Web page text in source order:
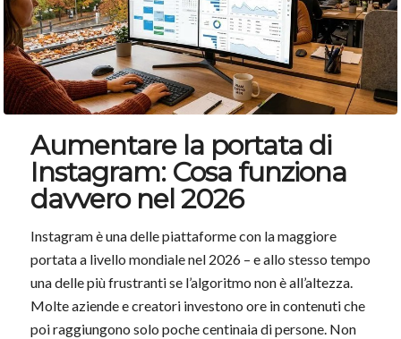
Aumentare la portata di
Instagram: Cosa funziona
davvero nel 2026
Instagram è una delle piattaforme con la maggiore
portata a livello mondiale nel 2026 – e allo stesso tempo
una delle più frustranti se l’algoritmo non è all’altezza.
Molte aziende e creatori investono ore in contenuti che
poi raggiungono solo poche centinaia di persone. Non